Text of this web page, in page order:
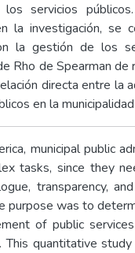
servicios
la investigación, se
la gestión de los
Rho de Spearman
directa entre la
en la
municipal public
tasks, since they
transparency,
purpose was to
of public
This quantitative